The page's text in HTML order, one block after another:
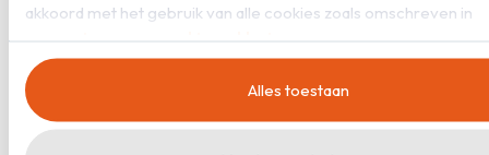
akkoord met het gebruik van alle cookies zoals omschreven in
Alles toestaan
Europa kiest voor
autonomie
De koers van de EU is helder: digitale